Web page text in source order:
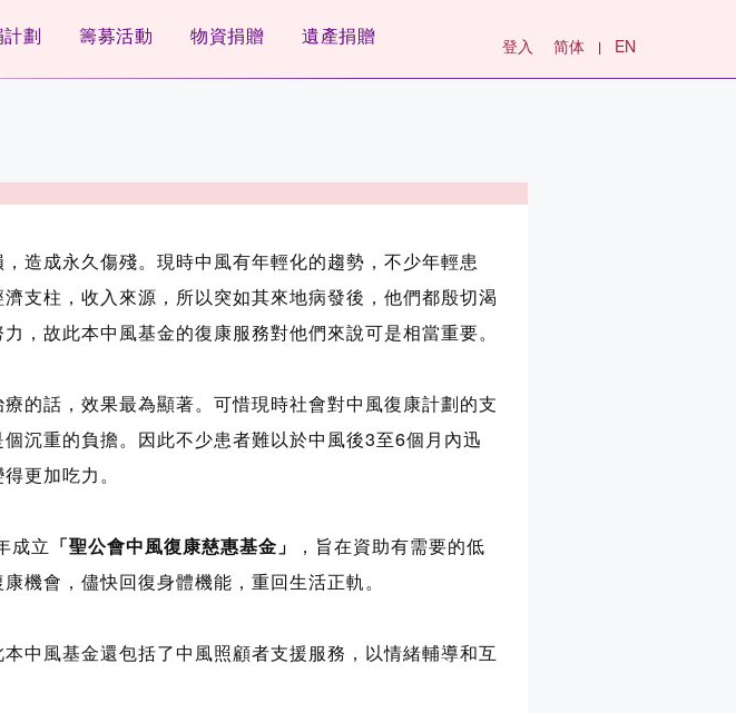
計劃 籌募活動 物資捐贈 遺產捐贈 登入 简体 | EN
造成永久傷殘。現時中風有年輕化的趨勢，不少年輕患
支柱，收入來源，所以突如其來地病發後，他們都殷切渴
，故此本中風基金的復康服務對他們來說可是相當重要。
的話，效果最為顯著。可惜現時社會對中風復康計劃的支
沉重的負擔。因此不少患者難以於中風後3至6個月內迅
更加吃力。
成立 「聖公會中風復康慈惠基金」
，旨在資助有需要的低
機會，儘快回復身體機能，重回生活正軌。
中風基金還包括了中風照顧者支援服務，以情緒輔導和互